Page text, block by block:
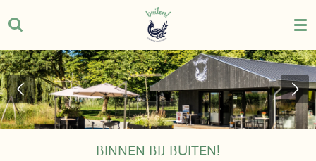
Ga
direct
naar
de
hoofdinhoud
BINNEN BIJ BUITEN!